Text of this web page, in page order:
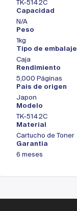
TK-5142C
Capacidad
N/A
Peso
1kg
Tipo de embalaje
Caja
Rendimiento
5,000 Páginas
Pais de origen
Japon
Modelo
TK-5142C
Material
Cartucho de Toner
Garantia
6 meses